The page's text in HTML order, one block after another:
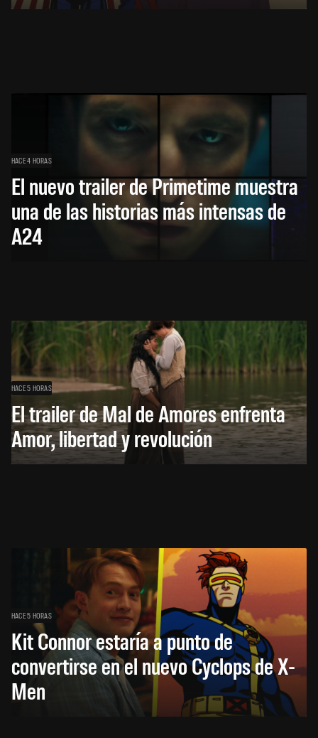
HACE 4 HORAS
El nuevo trailer de Primetime muestra
una de las historias más intensas de
A24
HACE 5 HORAS
El trailer de Mal de Amores enfrenta
Amor, libertad y revolución
HACE 5 HORAS
Kit Connor estaría a punto de
convertirse en el nuevo Cyclops de X-
Men